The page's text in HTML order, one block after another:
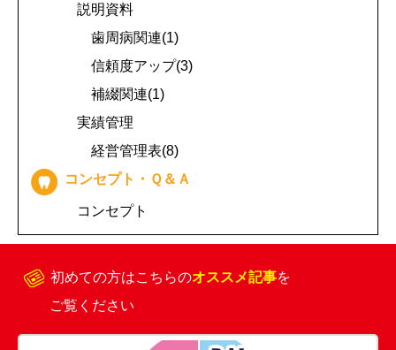
説明資料
歯周病関連(1)
信頼度アップ(3)
補綴関連(1)
実績管理
経営管理表(8)
コンセプト・Ｑ＆Ａ
コンセプト
初めての方はこちらのオススメ記事を
ご覧ください